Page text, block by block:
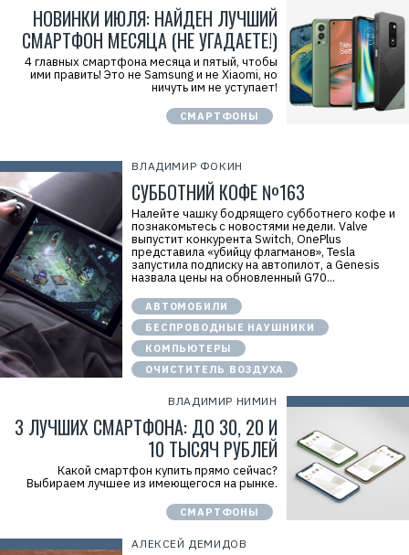
НОВИНКИ ИЮЛЯ: НАЙДЕН ЛУЧШИЙ
СМАРТФОН МЕСЯЦА (НЕ УГАДАЕТЕ!)
4 главных смартфона месяца и пятый, чтобы
ими править! Это не Samsung и не Xiaomi, но
ничуть им не уступает!
СМАРТФОНЫ
ВЛАДИМИР ФОКИН
СУББОТНИЙ КОФЕ №163
Налейте чашку бодрящего субботнего кофе и
познакомьтесь с новостями недели. Valve
выпустит конкурента Switch, OnePlus
представила «убийцу флагманов», Tesla
запустила подписку на автопилот, а Genesis
назвала цены на обновленный G70...
АВТОМОБИЛИ
БЕСПРОВОДНЫЕ НАУШНИКИ
КОМПЬЮТЕРЫ
ОЧИСТИТЕЛЬ ВОЗДУХА
ВЛАДИМИР НИМИН
3 ЛУЧШИХ СМАРТФОНА: ДО 30, 20 И
10 ТЫСЯЧ РУБЛЕЙ
Какой смартфон купить прямо сейчас?
Выбираем лучшее из имеющегося на рынке.
СМАРТФОНЫ
АЛЕКСЕЙ ДЕМИДОВ